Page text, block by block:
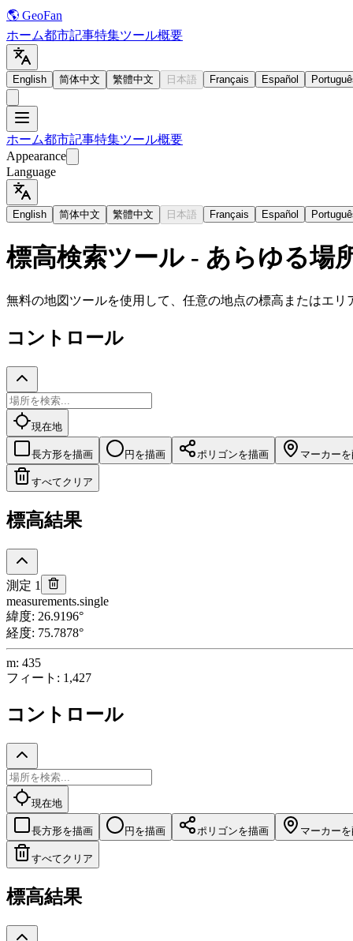
🌎 GeoFan
ホーム都市記事特集ツール概要
English 简体中文 繁體中文 日本語 Français Español
ホーム都市記事特集ツール概要
Appearance
Language
English 简体中文 繁體中文 日本語 Français Español
標高検索ツール - あらゆる場
無料の地図ツールを使用して、任意の地点の標高またはエ
コントロール
現在地
長方形を描画 円を描画 ポリゴンを描画 マーカー
すべてクリア
標高結果
測定 1
measurements.single
緯度: 26.9196°
経度: 75.7878°
m: 435
フィート : 1,427
コントロール
現在地
長方形を描画 円を描画 ポリゴンを描画 マーカー
すべてクリア
標高結果